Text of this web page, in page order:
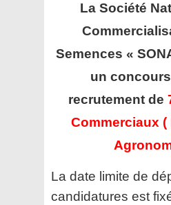
La Société
Semences «
un
recrutement de
Commerciaux
La date limite de
candidatures est